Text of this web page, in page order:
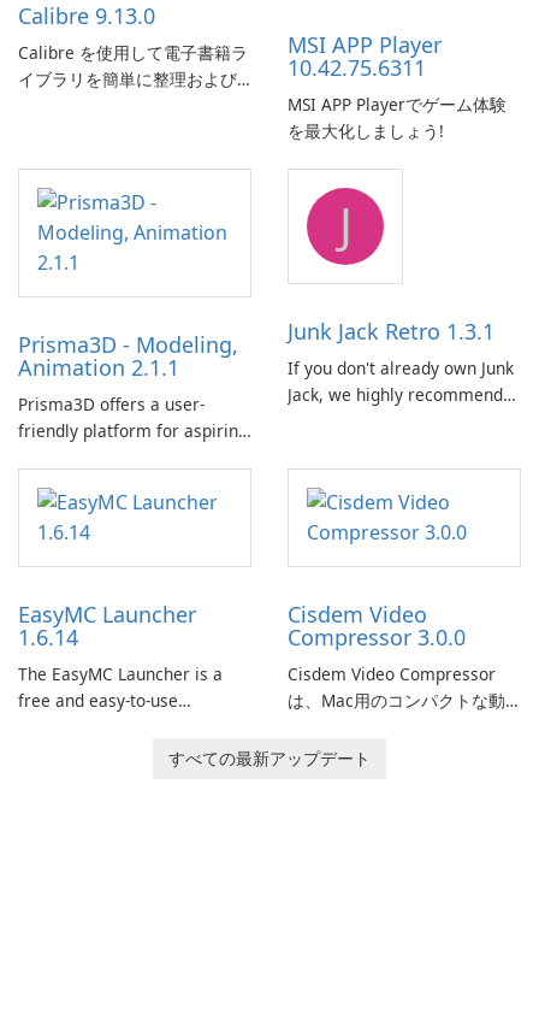
Calibre 9.13.0
Calibre を使用して電子書籍ラ
イブラリを簡単に整理および
MSI APP Player
10.42.75.6311
MSI APP Playerでゲーム体験
を最大化しましょう!
Prisma3D - Modeling,
Animation 2.1.1
Prisma3D offers a user-
friendly platform for aspiring
imagination to life. With a
wide range of tools and
features, this app allows
users to easily design 3D
captivating animated scenes.
J
Junk Jack Retro 1.3.1
If you don't already own Junk
Jack, we highly recommend
This game is where it all
began! Junk Jack Retro,
formerly known as Junk Jack,
EasyMC Launcher
1.6.14
The EasyMC Launcher is a
free and easy-to-use
developed by EasyMC. It
Cisdem Video
Compressor 3.0.0
Cisdem Video Compressor
は、Mac用のコンパクトな動
テージ、ターゲットファイル
すべての最新アップデート